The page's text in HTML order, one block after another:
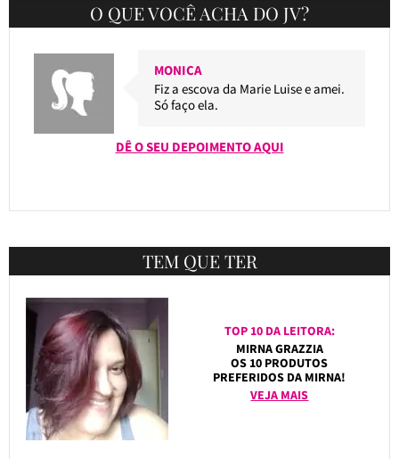
O QUE VOCÊ ACHA DO JV?
MONICA
Fiz a escova da Marie Luise e amei.
Só faço ela.
DÊ O SEU DEPOIMENTO AQUI
TEM QUE TER
TOP 10 DA LEITORA:
MIRNA GRAZZIA
OS 10 PRODUTOS
PREFERIDOS DA MIRNA!
VEJA MAIS